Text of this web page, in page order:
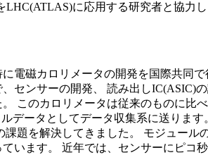
に応用する研究者と協力
電磁カロリメータの開発を国際共同
センサーの開発、 読み出しIC(ASIC)
このカロリメータは従来のものに比
データとしてデータ収集系に送りま
題を解決してきました。 モジュール
います。 近年では、センサーにピコ